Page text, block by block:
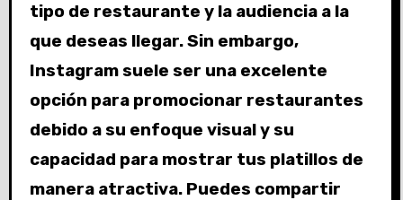
tipo de restaurante y la audiencia a la
que deseas llegar. Sin embargo,
Instagram suele ser una excelente
opción para promocionar restaurantes
debido a su enfoque visual y su
capacidad para mostrar tus platillos de
manera atractiva. Puedes compartir